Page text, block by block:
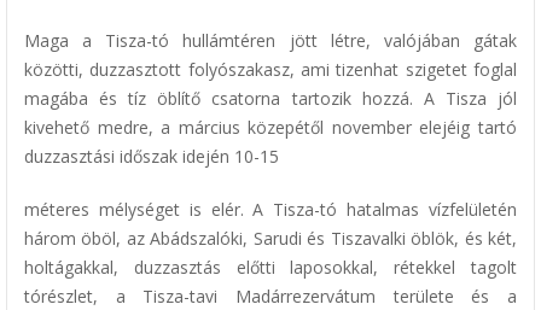
Maga a Tisza-tó hullámtéren jött létre, valójában gátak
közötti, duzzasztott folyószakasz, ami tizenhat szigetet foglal
magába és tíz öblítő csatorna tartozik hozzá. A Tisza jól
kivehető medre, a március közepétől november elejéig tartó
duzzasztási időszak idején 10-15
méteres mélységet is elér. A Tisza-tó hatalmas vízfelületén
három öböl, az Abádszalóki, Sarudi és Tiszavalki öblök, és két,
holtágakkal, duzzasztás előtti laposokkal, rétekkel tagolt
tórészlet, a Tisza-tavi Madárrezervátum területe és a